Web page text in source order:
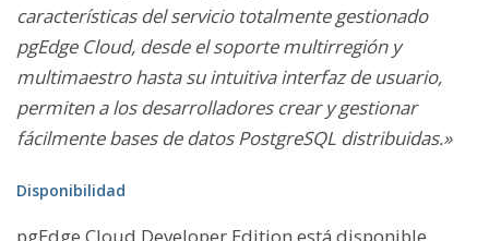
características del servicio totalmente gestionado
pgEdge Cloud, desde el soporte multirregión y
multimaestro hasta su intuitiva interfaz de usuario,
permiten a los desarrolladores crear y gestionar
fácilmente bases de datos PostgreSQL distribuidas.»
Disponibilidad
pgEdge Cloud Developer Edition está disponible